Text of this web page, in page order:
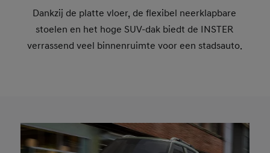
Dankzij de platte vloer, de flexibel neerklapbare
stoelen en het hoge SUV-dak biedt de INSTER
verrassend veel binnenruimte voor een stadsauto.